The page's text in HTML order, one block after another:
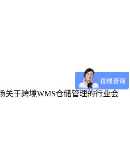
关于跨境WMS仓储管理的行业会